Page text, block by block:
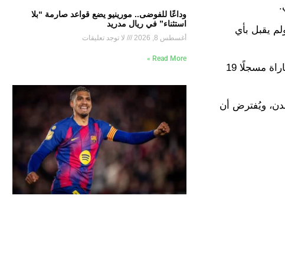
يقبل بأي
وانضم ستيرلينج إلى تشيلسي في صيف 2021 قادمًا من مانشستر سيتي نظير 47.5 مليون جنيه إسترليني خاض خلالها 81 مباراة مسجلًا 19
ويُفترض أن
وداعًا للفوضى.. مورينيو يضع قواعد صارمة “بلا
استثناء” في ريال مدريد
أغسطس 8, 2026 لا توجد تعليقات
Read More »